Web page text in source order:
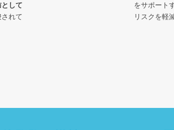
して
れて
をサポート
リスクを軽